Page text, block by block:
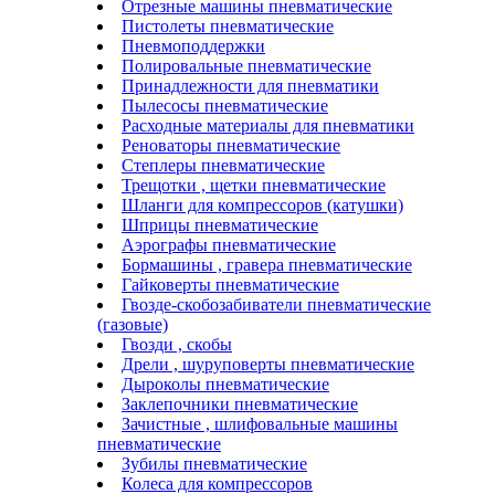
Отрезные машины пневматические
Пистолеты пневматические
Пневмоподдержки
Полировальные пневматические
Принадлежности для пневматики
Пылесосы пневматические
Расходные материалы для пневматики
Реноваторы пневматические
Степлеры пневматические
Трещотки , щетки пневматические
Шланги для компрессоров (катушки)
Шприцы пневматические
Аэрографы пневматические
Бормашины , гравера пневматические
Гайковерты пневматические
Гвозде-скобозабиватели пневматические
(газовые)
Гвозди , скобы
Дрели , шуруповерты пневматические
Дыроколы пневматические
Заклепочники пневматические
Зачистные , шлифовальные машины
пневматические
Зубилы пневматические
Колеса для компрессоров